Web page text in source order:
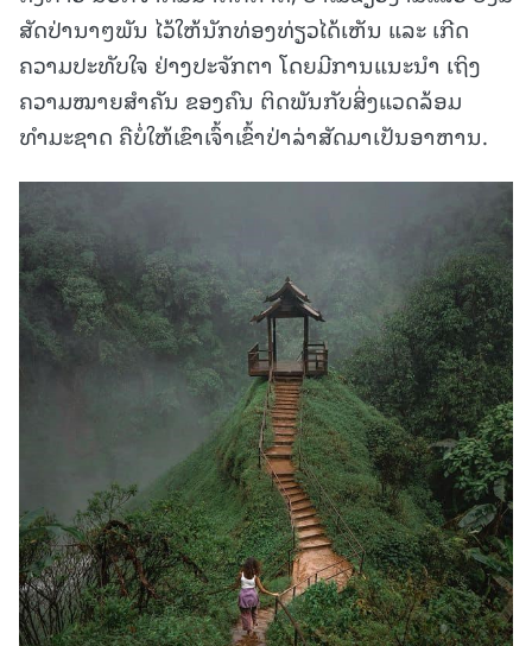
ສັດປ່ານາໆພັນ ໄວ້ໃຫ້ນັກທ່ອງທ່ຽວໄດ້ເຫັນ ແລະ ເກີດ
ຄວາມປະທັບໃຈ ຢ່າງປະຈັກຕາ ໂດຍມີການແນະນໍາ ເຖິງ
ຄວາມໝາຍສໍາຄັນ ຂອງຄົນ ຕິດພັນກັບສິ່ງແວດລ້ອມ
ທໍາມະຊາດ ຄືບໍ່ໃຫ້ເຂົາເຈົ້າເຂົ້າປ່າລ່າສັດມາເປັນອາຫານ.